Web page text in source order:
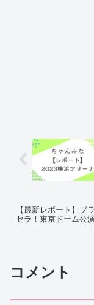
【最新レポート】ブ
セラ！東京ドーム公
コメント